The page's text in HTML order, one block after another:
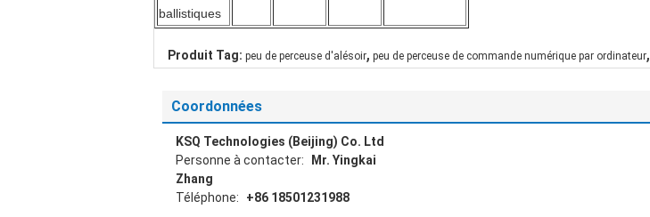
ballistiques
Produit Tag: peu de perceuse d'alésoir, peu de perceuse de commande numérique par ordinateur,
Coordonnées
KSQ Technologies (Beijing) Co. Ltd
Personne à contacter:
Mr. Yingkai
Zhang
Téléphone:
+86 18501231988